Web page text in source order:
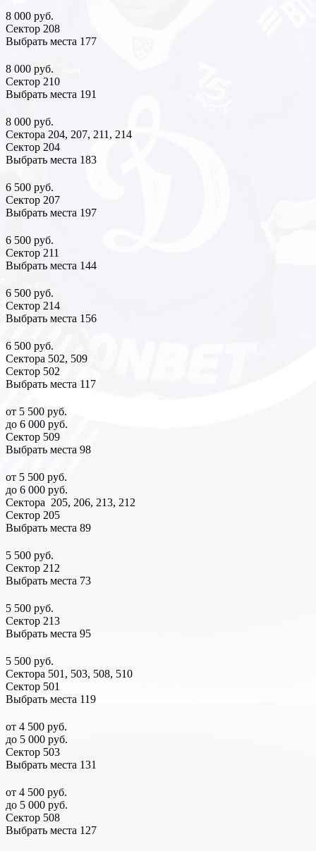
8 000 руб.
Сектор 208
Выбрать места 177
8 000 руб.
Сектор 210
Выбрать места 191
8 000 руб.
Сектора 204, 207, 211, 214
Сектор 204
Выбрать места 183
6 500 руб.
Сектор 207
Выбрать места 197
6 500 руб.
Сектор 211
Выбрать места 144
6 500 руб.
Сектор 214
Выбрать места 156
6 500 руб.
Сектора 502, 509
Сектор 502
Выбрать места 117
от 5 500 руб.
до 6 000 руб.
Сектор 509
Выбрать места 98
от 5 500 руб.
до 6 000 руб.
Сектора 205, 206, 213, 212
Сектор 205
Выбрать места 89
5 500 руб.
Сектор 212
Выбрать места 73
5 500 руб.
Сектор 213
Выбрать места 95
5 500 руб.
Сектора 501, 503, 508, 510
Сектор 501
Выбрать места 119
от 4 500 руб.
до 5 000 руб.
Сектор 503
Выбрать места 131
от 4 500 руб.
до 5 000 руб.
Сектор 508
Выбрать места 127